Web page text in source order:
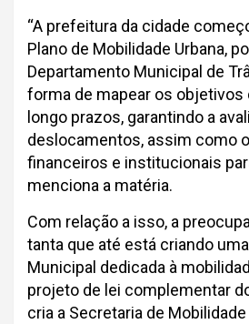
“A prefeitura da cidade
Plano de Mobilidade Urbana,
Departamento Municipal de
forma de mapear os objetivos
longo prazos, garantindo a
deslocamentos, assim como
financeiros e institucionais
menciona a matéria.
Com relação a isso, a
tanta que até está criando
Municipal dedicada à
projeto de lei complementar
cria a Secretaria de